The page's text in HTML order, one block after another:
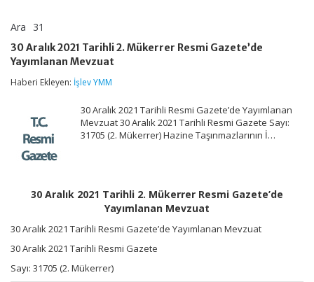
Ara 31
2021
Tarihli
Mükerrer
Gazete’de
Yayımlanan
Mevzuat
30 Aralık 2021 Tarihli 2. Mükerrer Resmi Gazete’de
Yayımlanan Mevzuat
Haberi Ekleyen: İşlev YMM
30 Aralık 2021 Tarihli Resmi Gazete’de Yayımlanan
Mevzuat 30 Aralık 2021 Tarihli Resmi Gazete Sayı:
31705 (2. Mükerrer) Hazine Taşınmazlarının İ…
30 Aralık 2021 Tarihli 2. Mükerrer Resmi Gazete’de
Yayımlanan Mevzuat
30 Aralık 2021 Tarihli Resmi Gazete’de Yayımlanan Mevzuat
30 Aralık 2021 Tarihli Resmi Gazete
Sayı: 31705 (2. Mükerrer)